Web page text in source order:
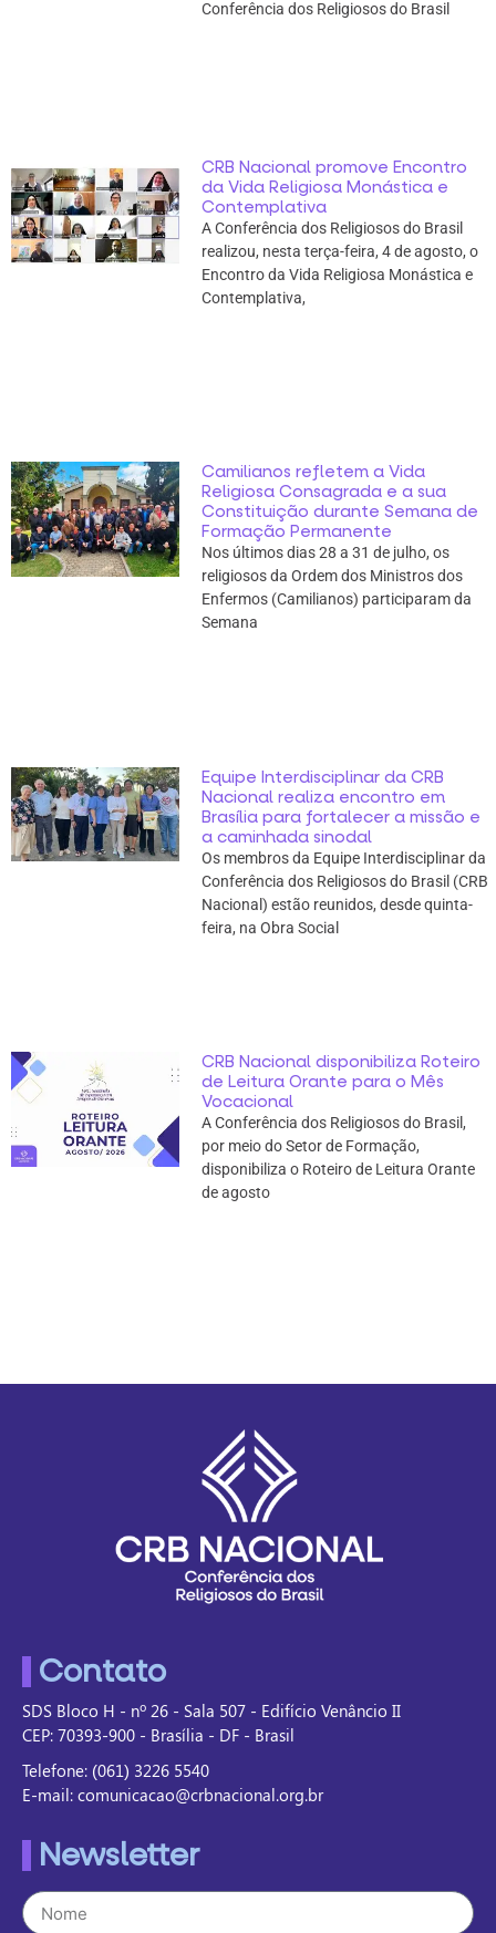
Conferência dos Religiosos do Brasil
CRB Nacional promove Encontro
da Vida Religiosa Monástica e
Contemplativa
A Conferência dos Religiosos do Brasil
realizou, nesta terça-feira, 4 de agosto, o
Encontro da Vida Religiosa Monástica e
Contemplativa,
Camilianos refletem a Vida
Religiosa Consagrada e a sua
Constituição durante Semana de
Formação Permanente
Nos últimos dias 28 a 31 de julho, os
religiosos da Ordem dos Ministros dos
Enfermos (Camilianos) participaram da
Semana
Equipe Interdisciplinar da CRB
Nacional realiza encontro em
Brasília para fortalecer a missão e
a caminhada sinodal
Os membros da Equipe Interdisciplinar da
Conferência dos Religiosos do Brasil (CRB
Nacional) estão reunidos, desde quinta-
feira, na Obra Social
CRB Nacional disponibiliza Roteiro
de Leitura Orante para o Mês
Vocacional
A Conferência dos Religiosos do Brasil,
por meio do Setor de Formação,
disponibiliza o Roteiro de Leitura Orante
de agosto
Contato
SDS Bloco H - nº 26 - Sala 507 - Edifício Venâncio II
CEP: 70393-900 - Brasília - DF - Brasil
Telefone: (061) 3226 5540
E-mail: comunicacao@crbnacional.org.br
Newsletter